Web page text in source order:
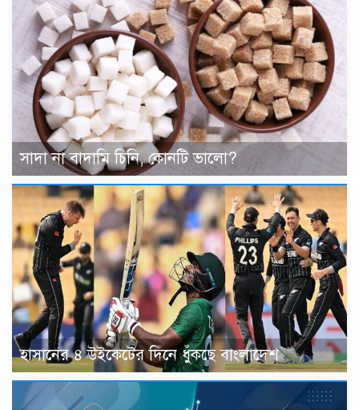
সাদা না বাদামি চিনি, কোনটি ভালো?
হাসানের ৪ উইকেটের দিনে ধুঁকছে বাংলাদেশ